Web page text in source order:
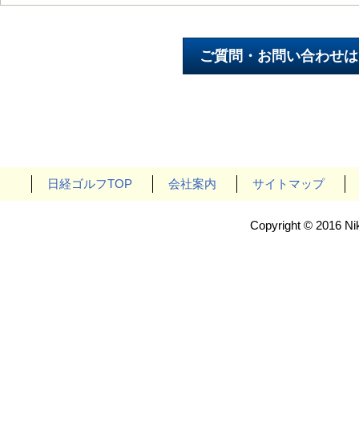
日経ゴルフTOP 会社案内 サイトマップ
Copyright © 2016